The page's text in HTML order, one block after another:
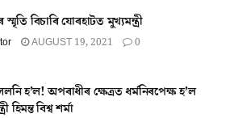
বিচাৰি যোৰহাটত মুখ্যমন্ত্ৰী
AUGUST 19, 2021 0
হ’ল! অপৰাধীৰ ক্ষেত্ৰত ধর্মনিৰপেক্ষ হ’ল
হিমন্ত বিশ্ব শর্মা